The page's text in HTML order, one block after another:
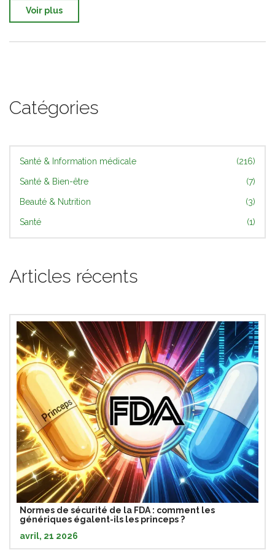
Voir plus
Catégories
Santé & Information médicale (216)
Santé & Bien-être (7)
Beauté & Nutrition (3)
Santé (1)
Articles récents
Normes de sécurité de la FDA : comment les
génériques égalent-ils les princeps ?
avril, 21 2026